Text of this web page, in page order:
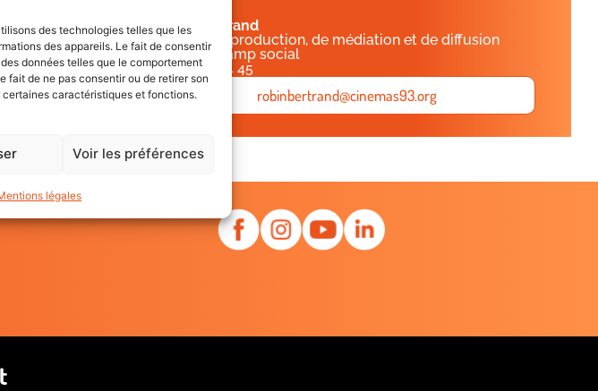
des technologies telles que les
des appareils. Le fait de consentir
données telles que le comportement
fait de ne pas consentir ou de retirer son
caractéristiques et fonctions.
Voir les préférences
légales
Robin
Bertrand
Chargé de production, de médiation et de diffusion
dans le champ social
07 81 83 24 45
robinbertrand@cinemas93.org